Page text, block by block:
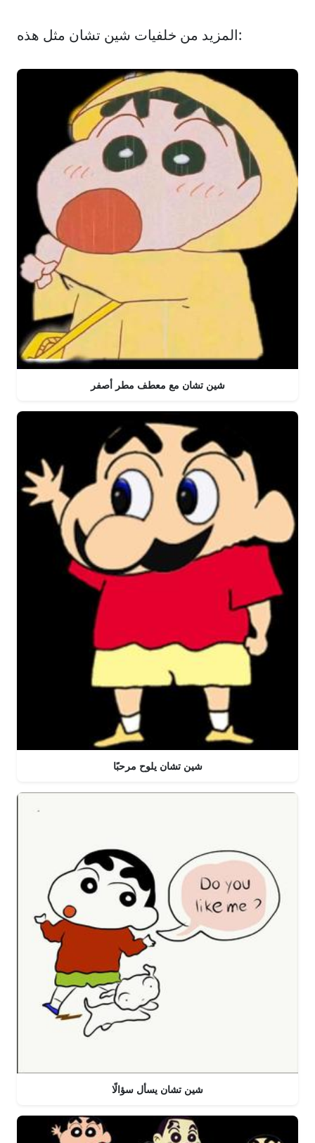
المزيد من خلفيات شين تشان مثل هذه:
شين تشان مع معطف مطر أصفر
شين تشان يلوح مرحبًا
شين تشان يسأل سؤالًا